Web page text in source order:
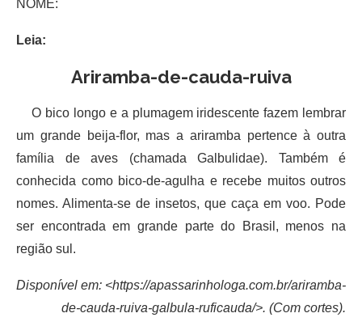
NOME:
Leia:
Ariramba-de-cauda-ruiva
O bico longo e a plumagem iridescente fazem lembrar
um grande beija-flor, mas a ariramba pertence à outra
família de aves (chamada Galbulidae). Também é
conhecida como bico-de-agulha e recebe muitos outros
nomes. Alimenta-se de insetos, que caça em voo. Pode
ser encontrada em grande parte do Brasil, menos na
região sul.
Disponível em: <https://apassarinhologa.com.br/ariramba-
de-cauda-ruiva-galbula-ruficauda/>. (Com cortes).